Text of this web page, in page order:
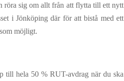
röra sig om allt från att flytta till ett nytt
i Jönköping där för att bistå med ett
möjligt.
till hela 50 % RUT-avdrag när du ska